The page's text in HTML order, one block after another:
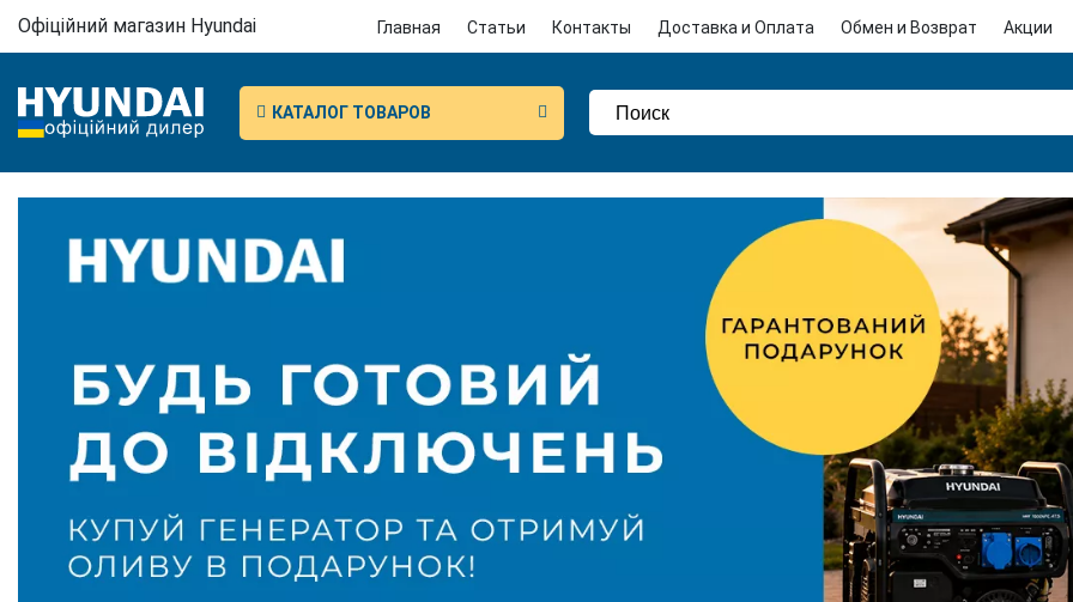
Офіційний магазин Hyundai Главная Статьи Контакты Доставка и Оплата Обмен и Возврат Акции
КАТАЛОГ ТОВАРОВ